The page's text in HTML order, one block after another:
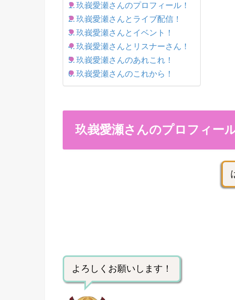
玖峩愛瀬さんのプロフィール！
玖峩愛瀬さんとライブ配信！
玖峩愛瀬さんとイベント！
玖峩愛瀬さんとリスナーさん！
玖峩愛瀬さんのあれこれ！
玖峩愛瀬さんのこれから！
玖峩愛瀬さんのプロフィー
よろしくお願いします！